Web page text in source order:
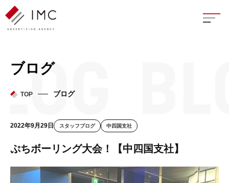
座談
ブログ
TOP ブログ
2022年9月29日 スタッフブログ 中四国支社
ぷちボーリング大会！【中四国支社】